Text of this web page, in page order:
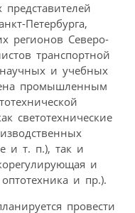
представителей
Петербурга,
регионов Северо-
транспортной
научных и учебных
промышленным
светотехнические
и т. п.), так и
и
и пр.).
провести